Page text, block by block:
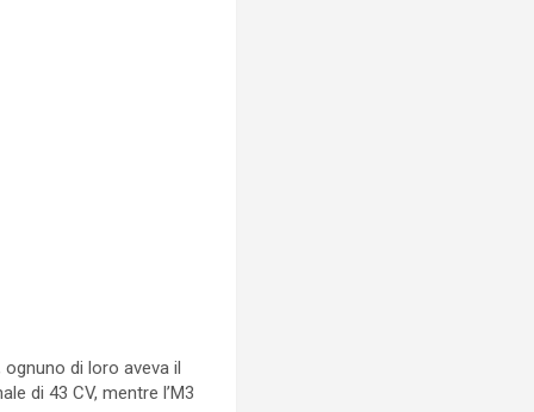
ognuno di loro aveva il
di 43 CV, mentre l’M3